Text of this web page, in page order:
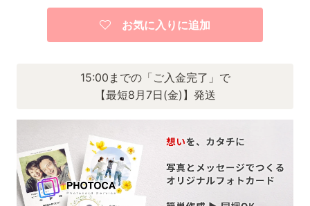
お気に入りに追加
15:00までの「ご入金完了」で
【最短8月7日(金)】発送